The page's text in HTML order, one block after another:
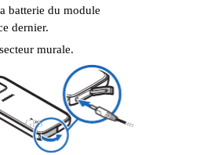
batterie du module
dernier.
murale.
GPS